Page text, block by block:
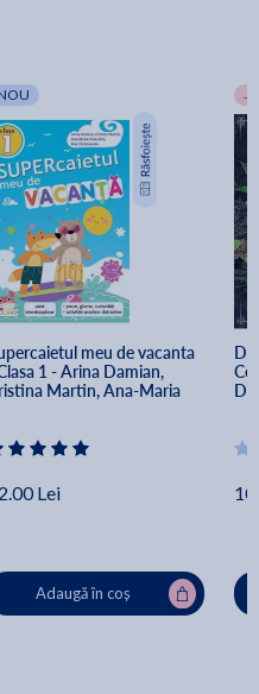
meu de vacanta
1 - Arina Damian,
Martin, Ana-Maria
Lei
Adaugă în coș
-